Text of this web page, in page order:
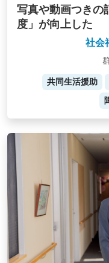
写真や動画つきの
度」が向上した
社会
共同生活援助